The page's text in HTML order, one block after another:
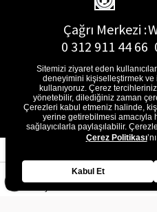
Çağrı Merkezi :
0 312 911 44 66
E-
Sitemizi ziyaret eden
deneyimini kişiselleştirmek ve
kullanıyoruz. Çerez
yönetebilir, dilediğiniz zaman
Çerezleri kabul etmeniz halinde,
yerine getirebilmesi amacıyla
sağlayıcılarla paylaşılabilir.
Çerez Politikası
Kabul Et